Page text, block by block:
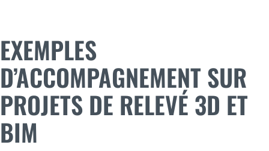
EXEMPLES
D’ACCOMPAGNEMENT SUR
PROJETS DE RELEVÉ 3D ET
BIM